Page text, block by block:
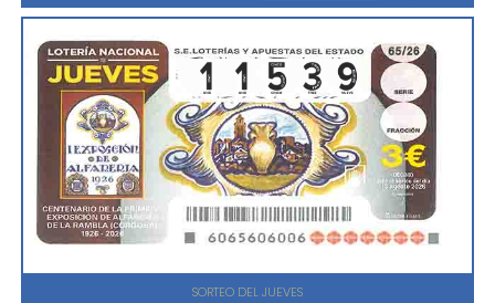
SORTEO DEL JUEVES